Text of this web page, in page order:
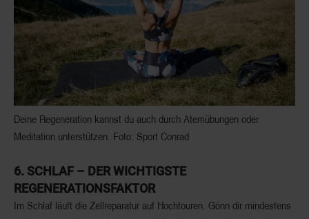
Deine Regeneration kannst du auch durch Atemübungen oder
Meditation unterstützen. Foto: Sport Conrad
6. SCHLAF – DER WICHTIGSTE
REGENERATIONSFAKTOR
Im Schlaf läuft die Zellreparatur auf Hochtouren. Gönn dir mindestens